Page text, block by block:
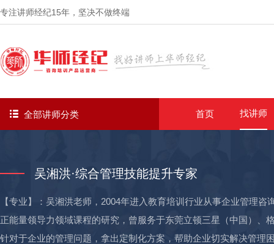
专注讲师经纪15年 ，坚决不做终端
全部讲师分类 首页 找讲师
吴湘洪·综合管理技能提升专家
【专业】：吴湘洪老师，2004年进入教育培训行业从事企业管理
正能量领导力领域课程的研究，曾服务于东莞立顿三星（中国）、
针对于企业的管理问题，拿出定制化方案，帮助企业切实解决管理